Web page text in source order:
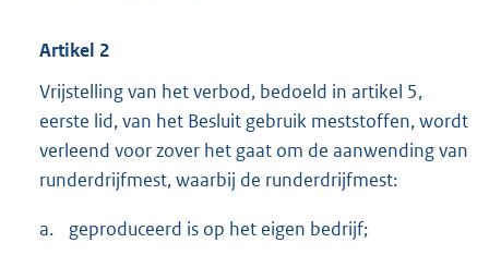
Artikel 2
Vrijstelling van het verbod, bedoeld in artikel 5,
eerste lid, van het Besluit gebruik meststoffen, wordt
verleend voor zover het gaat om de aanwending van
runderdrijfmest, waarbij de runderdrijfmest:
a. geproduceerd is op het eigen bedrijf;